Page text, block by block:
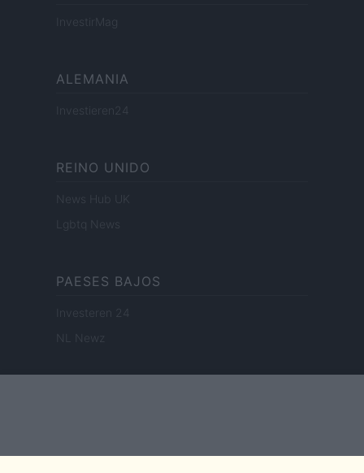
InvestirMag
ALEMANIA
Investieren24
REINO UNIDO
News Hub UK
Lgbtq News
PAESES BAJOS
Investeren 24
NL Newz